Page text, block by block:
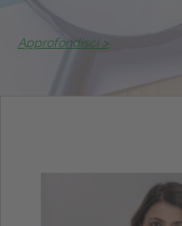
Approfondisci >